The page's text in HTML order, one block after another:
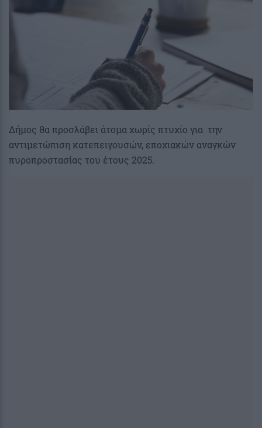
Δήμος θα προσλάβει άτομα χωρίς πτυχίο για την
αντιμετώπιση κατεπειγουσών, εποχιακών αναγκών
πυροπροστασίας του έτους 2025.